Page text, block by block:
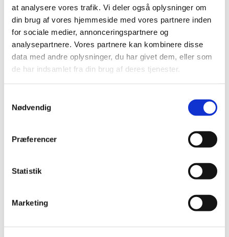
at analysere vores trafik. Vi deler også oplysninger om
din brug af vores hjemmeside med vores partnere inden
for sociale medier, annonceringspartnere og
analysepartnere. Vores partnere kan kombinere disse
data med andre oplysninger, du har givet dem, eller som
de har indsamlet fra din brug af deres tjenester.
Nødvendig
Præferencer
Statistik
Marketing
Medicintilskudsnævnets forslag til fremtidig
tilskudsstatus for medicin i nogle undergrupper i…
Udfasning af NeeS som format ved ansøgning
om markedsføringstilladelse til lægemidler
På baggrund af et stigende antal forespørgsler ønsker
Lægemiddelstyrelsen at fremhæve planen for afvikling…
|2. december 2016
|1. december 2016
netop afsluttet et vellykket besøg hos den mexicanske…